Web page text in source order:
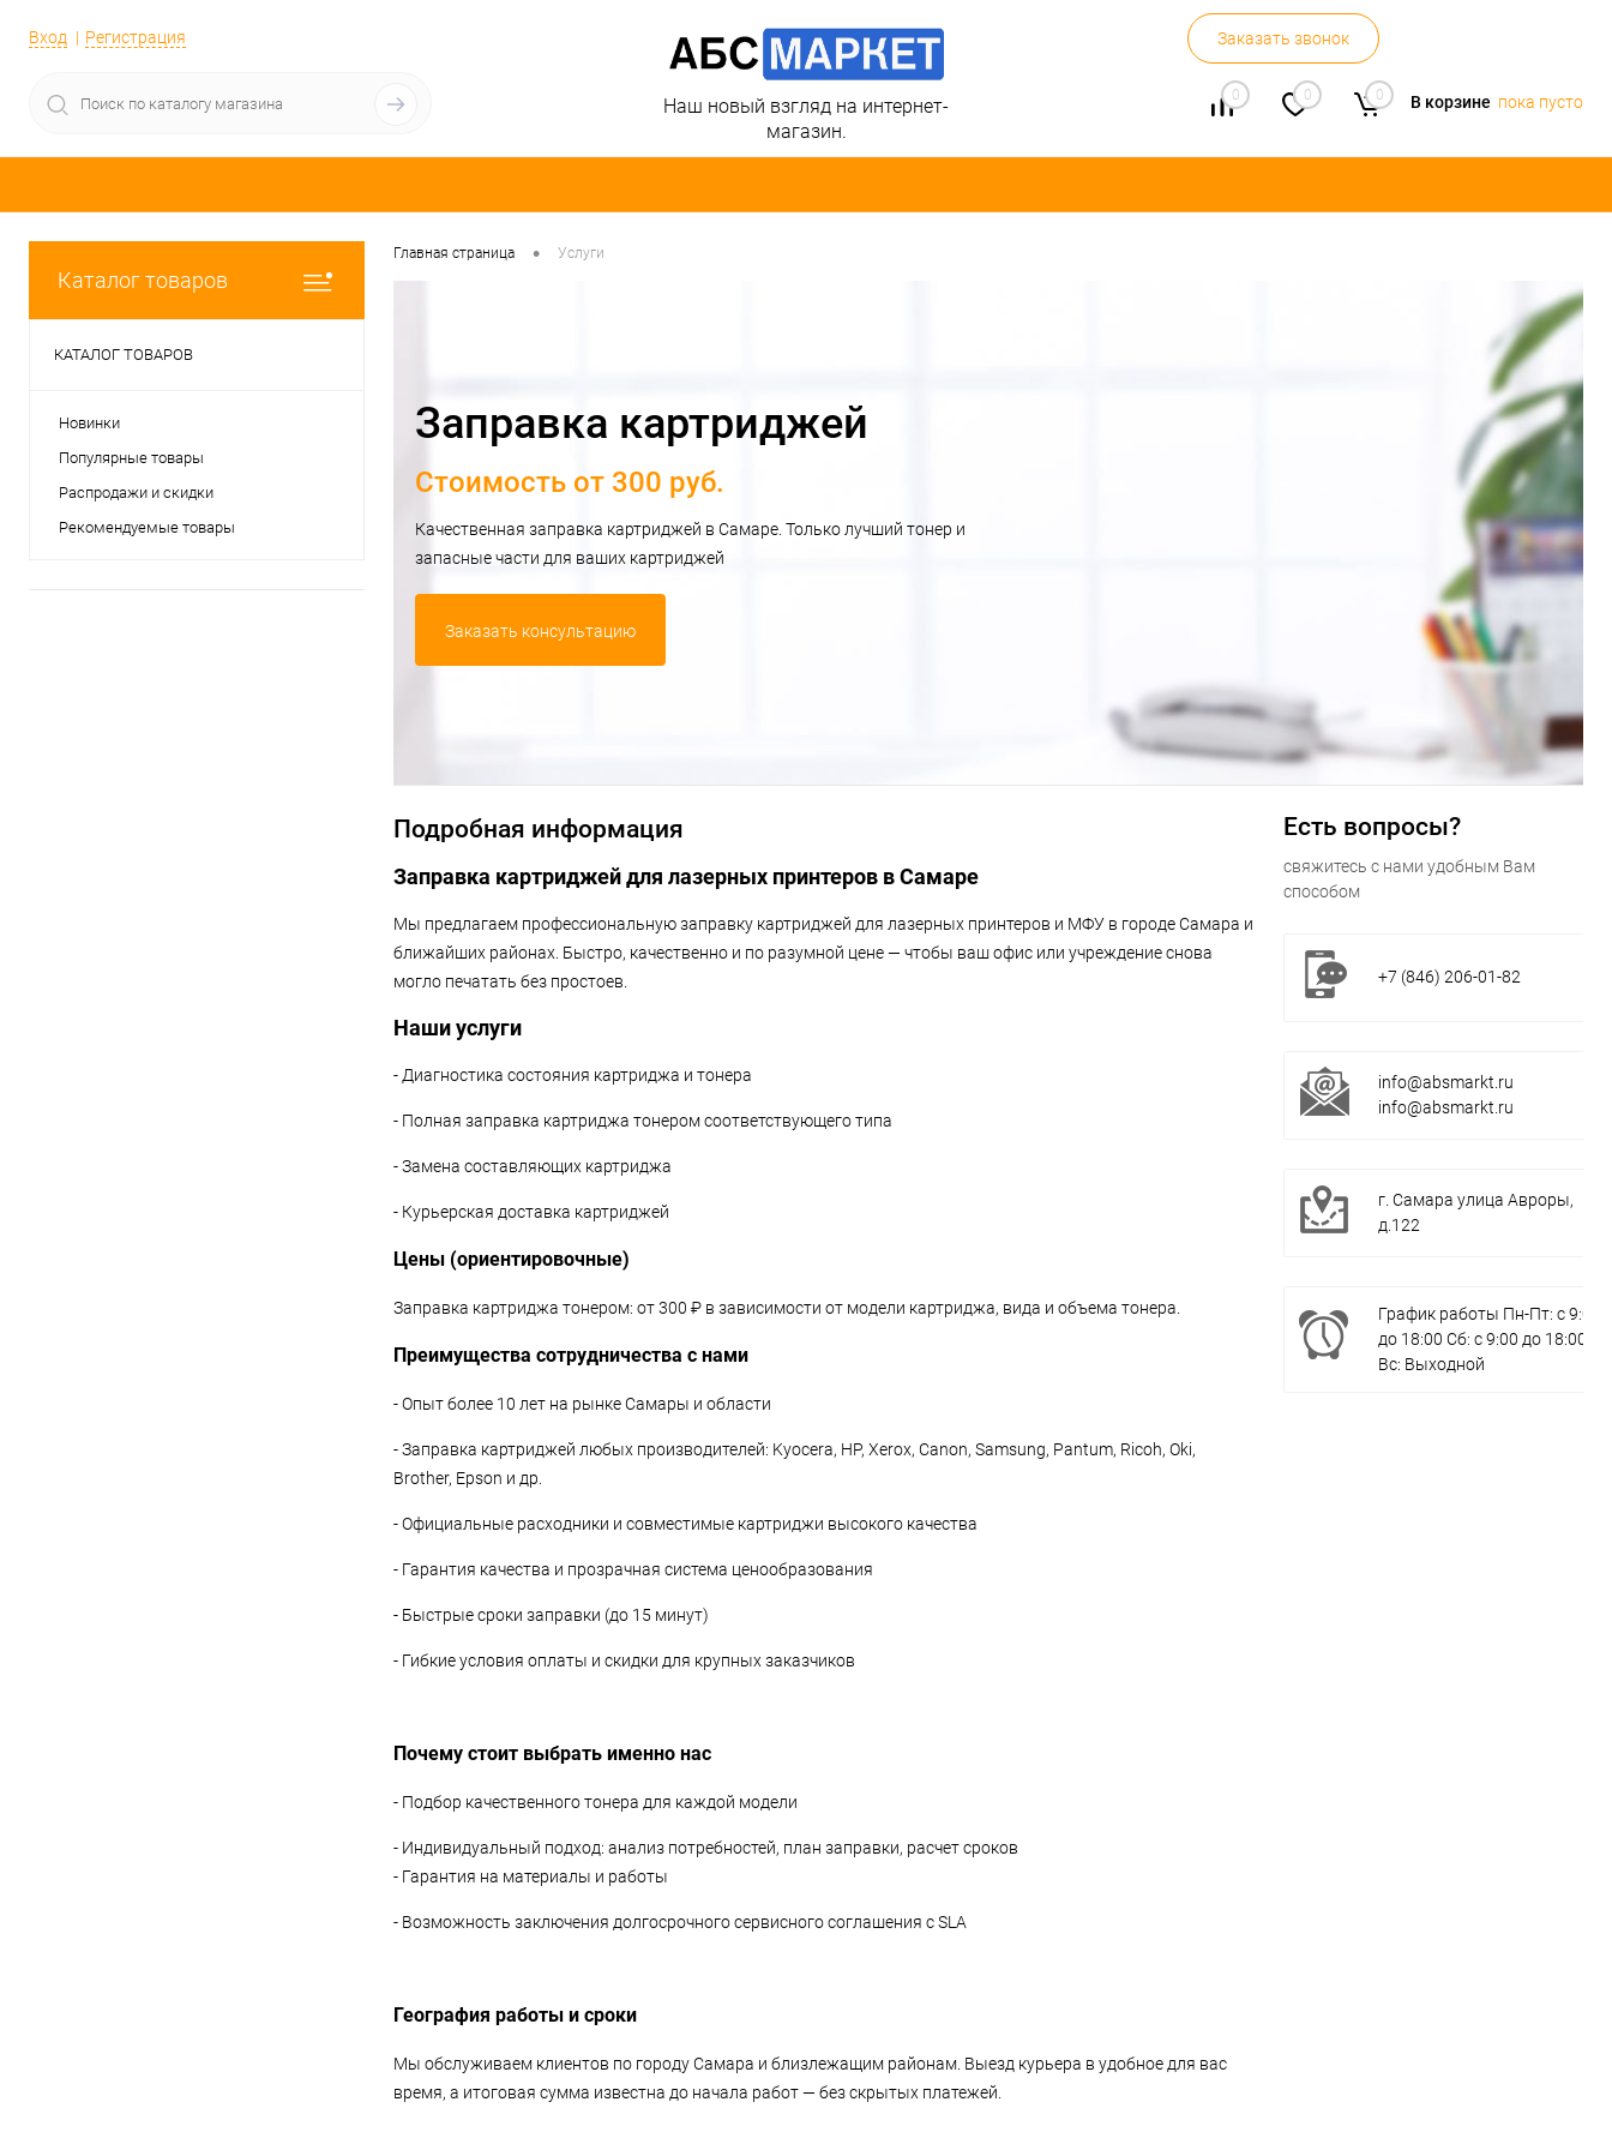
Вход Регистрация Заказать звонок
0 0 0 В корзине пока пусто
Наш новый взгляд на интернет-
магазин.
Каталог товаров
КАТАЛОГ ТОВАРОВ
Новинки
Популярные товары
Распродажи и скидки
Рекомендуемые товары
Главная страница • Услуги
Заправка картриджей
Стоимость от 300 руб.
Качественная заправка картриджей в Самаре. Только лучший тонер и
запасные части для ваших картриджей
Заказать консультацию
Подробная информация
Заправка картриджей для лазерных принтеров в Самаре
Мы предлагаем профессиональную заправку картриджей для лазерных принтеров и МФУ в городе Самара и
ближайших районах. Быстро, качественно и по разумной цене — чтобы ваш офис или учреждение снова
могло печатать без простоев.
Наши услуги
- Диагностика состояния картриджа и тонера
- Полная заправка картриджа тонером соответствующего типа
- Замена составляющих картриджа
- Курьерская доставка картриджей
Цены (ориентировочные)
Заправка картриджа тонером: от 300 ₽ в зависимости от модели картриджа, вида и объема тонера.
Преимущества сотрудничества с нами
- Опыт более 10 лет на рынке Самары и области
- Заправка картриджей любых производителей: Kyocera, HP, Xerox, Canon, Samsung, Pantum, Ricoh, Oki,
Brother, Epson и др.
- Официальные расходники и совместимые картриджи высокого качества
- Гарантия качества и прозрачная система ценообразования
- Быстрые сроки заправки (до 15 минут)
- Гибкие условия оплаты и скидки для крупных заказчиков
Почему стоит выбрать именно нас
- Подбор качественного тонера для каждой модели
- Индивидуальный подход: анализ потребностей, план заправки, расчет сроков
- Гарантия на материалы и работы
- Возможность заключения долгосрочного сервисного соглашения с SLA
География работы и сроки
Мы обслуживаем клиентов по городу Самара и близлежащим районам. Выезд курьера в удобное для вас
время, а итоговая сумма известна до начала работ — без скрытых платежей.
Есть вопросы?
свяжитесь с нами удобным Вам
способом
+7 (846) 206-01-82
info@absmarkt.ru
info@absmarkt.ru
г. Самара улица Авроры,
д.122
График работы Пн-Пт: с 9:00
до 18:00 Сб: с 9:00 до 18:00
Вс: Выходной